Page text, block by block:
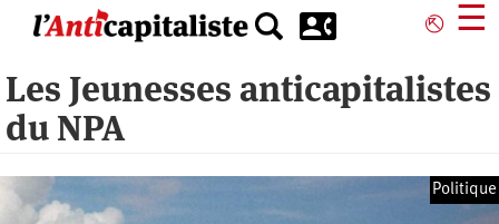
principal
⎋ ☰
Les Jeunesses anticapitalistes
du NPA
Politique